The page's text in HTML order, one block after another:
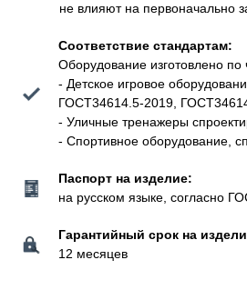
не влияют на первоначально
Соответствие стандартам:
Оборудование изготовлено
- Детское игровое
ГОСТ34614.5-2019,
- Уличные тренажеры
- Спортивное оборудование,
Паспорт на изделие:
на русском языке, согласно
Гарантийный срок на
12 месяцев